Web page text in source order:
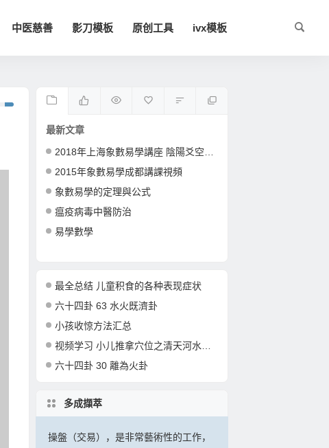
中医慈善 影刀模板 原创工具 ivx模板
最新文章
2018年上海象數易學講座 陰陽爻空間卦形
2015年象數易學成都講課視頻
象數易學的定理與公式
瘟疫病毒中醫防治
易學數學
最全总结 儿童积食的各种表现症状
六十四卦 63 水火既濟卦
小孩收惊方法汇总
视频学习 小儿推拿穴位之清天河水的准确定位和操作
六十四卦 30 離為火卦
多成擷萃
操盤（交易），是非常藝術性的工作，